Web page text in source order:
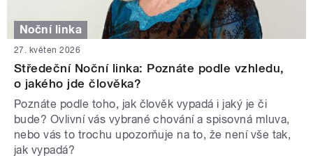
Noční linka
27. květen 2026
Středeční Noční linka: Poznáte podle vzhledu,
o jakého jde člověka?
Poznáte podle toho, jak člověk vypadá i jaký je či
bude? Ovlivní vás vybrané chování a spisovná mluva,
nebo vás to trochu upozorňuje na to, že není vše tak,
jak vypadá?